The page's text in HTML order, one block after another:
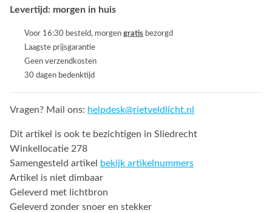
Levertijd: morgen in huis
Voor 16:30 besteld, morgen gratis bezorgd
Laagste prijsgarantie
Geen verzendkosten
30 dagen bedenktijd
Vragen? Mail ons: helpdesk@rietveldlicht.nl
Dit artikel is ook te bezichtigen in Sliedrecht
Winkellocatie 278
Samengesteld artikel
bekijk artikelnummers
Artikel is niet dimbaar
Geleverd met lichtbron
Geleverd zonder snoer en stekker